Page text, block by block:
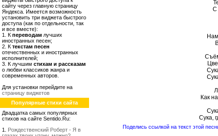
сайту через главную страницу
Яндекса. Имеется возможность
установить три виджета быстрого
доступа (как по отдельности, так
и все вместе):
1. К переводам лучших
иностранных песен;
2. К текстам песен
отечественных и иностранных
исполнителей;
3. К лучшим стихам и рассказам
о любви классиков жанра и
современных авторов.
Для установки перейдите на
страницу виджетов
Популярные стихи сайта
Двадцатка самых популярных
стихов на сайте Sentido.Ru:
1. Рождественский Роберт - Я в
С
Как
Сука,
Поделись ссылкой на текст этой